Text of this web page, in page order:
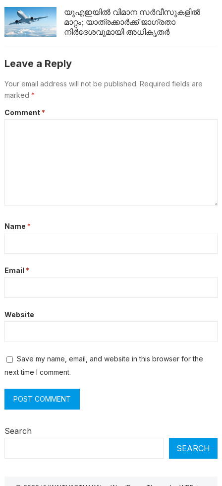
പോലീസ്
യുഎഇയിൽ വിമാന സർവീസുകളിൽ
മാറ്റം; യാത്രക്കാർക്ക് ജാഗ്രതാ
നിർദേശവുമായി അധികൃതർ
Leave a Reply
Your email address will not be published. Required fields are
marked *
Comment *
Name *
Email *
Website
Save my name, email, and website in this browser for the
next time I comment.
Search
SEARCH